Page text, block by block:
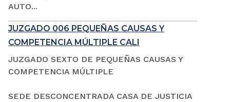
AUTO...
JUZGADO 006 PEQUEÑAS CAUSAS Y
COMPETENCIA MÚLTIPLE CALI
JUZGADO SEXTO DE PEQUEÑAS CAUSAS Y
COMPETENCIA MÚLTIPLE
SEDE DESCONCENTRADA CASA DE JUSTICIA